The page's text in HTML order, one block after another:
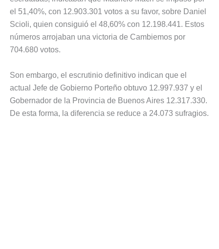
el 51,40%, con 12.903.301 votos a su favor, sobre Daniel
Scioli, quien consiguió el 48,60% con 12.198.441. Estos
números arrojaban una victoria de Cambiemos por
704.680 votos.
Son embargo, el escrutinio definitivo indican que el
actual Jefe de Gobierno Porteño obtuvo 12.997.937 y el
Gobernador de la Provincia de Buenos Aires 12.317.330.
De esta forma, la diferencia se reduce a 24.073 sufragios.